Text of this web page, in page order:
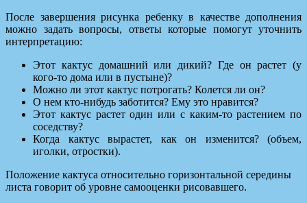
После завершения рисунка ребенку в качестве дополнения
можно задать вопросы, ответы которые помогут уточнить
интерпретацию:
Этот кактус домашний или дикий? Где он растет (у
кого-то дома или в пустыне)?
Можно ли этот кактус потрогать? Колется ли он?
О нем кто-нибудь заботится? Ему это нравится?
Этот кактус растет один или с каким-то растением по
соседству?
Когда кактус вырастет, как он изменится? (объем,
иголки, отростки).
Положение кактуса относительно горизонтальной середины
листа говорит об уровне самооценки рисовавшего.